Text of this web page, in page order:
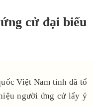
cử đại biểu
Việt Nam tỉnh đã tổ
người ứng cử lấy ý